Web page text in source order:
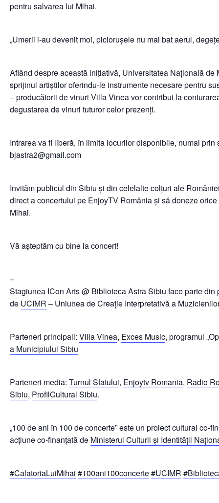
pentru salvarea lui Mihai.
„Umerii i-au devenit moi, piciorușele nu mai bat aerul,
Aflând despre această inițiativă, Universitatea Națională de
sprijinul artiștilor oferindu-le instrumente necesare pentru
– producătorii de vinuri Villa Vinea vor contribui la
degustarea de vinuri tuturor celor prezenți.
Intrarea va fi liberă, în limita locurilor disponibile, numai
bjastra2@gmail.com
Invităm publicul din Sibiu și din celelalte colțuri ale
direct a concertului pe EnjoyTV România și să doneze
Mihai.
Vă așteptăm cu bine la concert!
–
Stagiunea ICon Arts @ Biblioteca Astra Sibiu face parte din
de UCIMR – Uniunea de Creație Interpretativă a
Parteneri principali: Villa Vinea, Exces Music, programul
a Municipiului Sibiu
Parteneri media: Turnul Sfatului, Enjoytv Romania, Radio
Sibiu, ProfilCultural Sibiu.
„100 de ani în 100 de concerte” este un proiect cultural
acțiune co-finanțată de Ministerul Culturii și Identității
#CalatoriaLuiMihai #100ani100concerte#UCIMR